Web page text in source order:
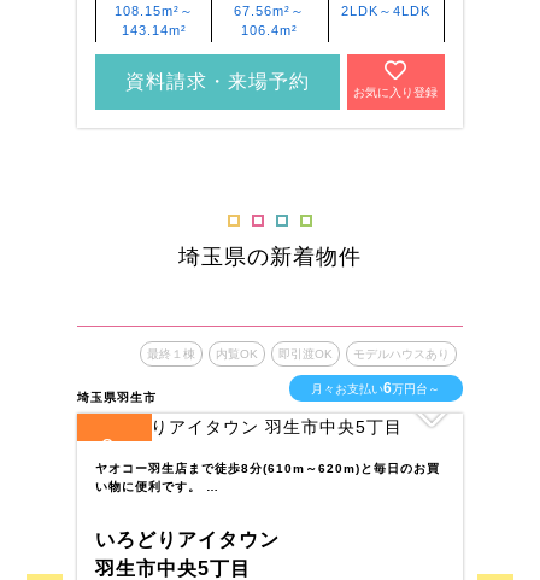
108.15m²～
143.14m²
67.56m²～
106.4m²
2LDK～4LDK
資料請求・来場予約
お気に入り登録
埼玉県の新着物件
埼玉県羽生市
最終１棟 内覧OK 即引渡OK モデルハウスあり
月々お支払い6万円台～
2
ヤオコー羽生店まで徒歩8分(610m～620m)と毎日のお買
い物に便利です。 …
いろどりアイタウン
羽生市中央5丁目